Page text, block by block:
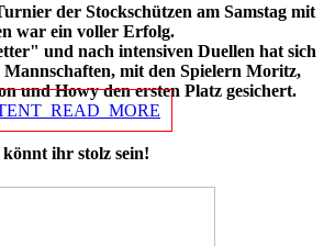
der Stockschützen am Samstag mit
war ein voller Erfolg.
und nach intensiven Duellen hat sich
Mannschaften, mit den Spielern Moritz,
und Howy den ersten Platz gesichert.
ihr stolz sein!